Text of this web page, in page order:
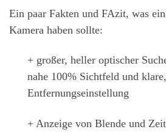
Ein paar Fakten und FAzit, was
Kamera haben sollte:
+ großer, heller optischer
nahe 100% Sichtfeld und
Entfernungseinstellung
+ Anzeige von Blende und